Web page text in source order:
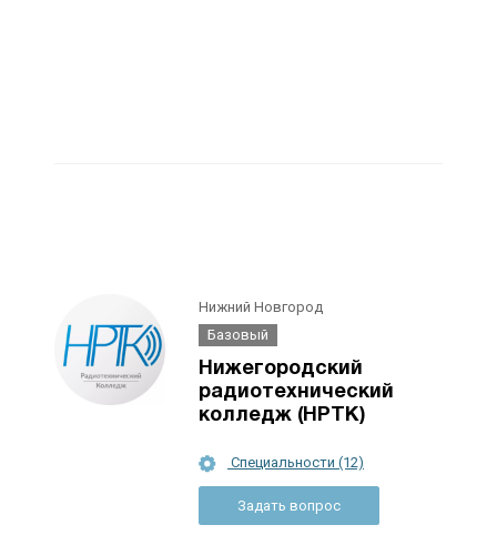
Нижний Новгород
Базовый
Нижегородский
радиотехнический
колледж (НРТК)
Специальности (12)
Задать вопрос